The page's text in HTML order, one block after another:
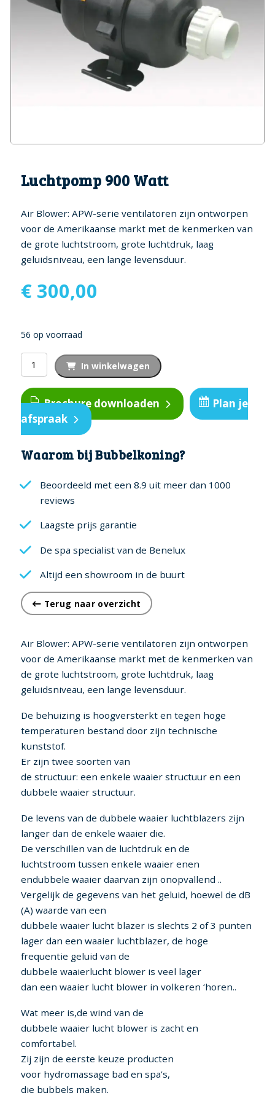
Fox spa’s
Een absolute hoogtepunt in
Bullfrog spa’s
Meer wellness, minder
Wellness met een vleugje
fashion
De meest voordelige in ons
assortiment
Bekijk alle spa's
Zoek spa's op aantal
personen
Hoofdkussens
Water Onderhoud
Jets & Jetpak ™
Genk (BE)
Luchtpomp 900 Watt
Air Blower: APW-serie ventilatoren zijn ontworpen
voor de Amerikaanse markt met de kenmerken van
de grote luchtstroom, grote luchtdruk, laag
geluidsniveau, een lange levensduur.
€ 300,00
56 op voorraad
Luchtpomp
900
Watt
aantal
In winkelwagen
Brochure downloaden
Plan je
afspraak
Waarom bij Bubbelkoning?
Beoordeeld met een 8.9 uit meer dan 1000
reviews
Laagste prijs garantie
De spa specialist van de Benelux
Altijd een showroom in de buurt
Terug naar overzicht
Air Blower: APW-serie ventilatoren zijn ontworpen
voor de Amerikaanse markt met de kenmerken van
de grote luchtstroom, grote luchtdruk, laag
geluidsniveau, een lange levensduur.
De behuizing is hoogversterkt en tegen hoge
temperaturen bestand door zijn technische
kunststof.
Er zijn twee soorten van
de structuur: een enkele waaier structuur en een
dubbele waaier structuur.
De levens van de dubbele waaier luchtblazers zijn
langer dan de enkele waaier die.
De verschillen van de luchtdruk en de
luchtstroom tussen enkele waaier enen
endubbele waaier daarvan zijn onopvallend ..
Vergelijk de gegevens van het geluid, hoewel de dB
(A) waarde van een
dubbele waaier lucht blazer is slechts 2 of 3 punten
lager dan een waaier luchtblazer, de hoge
frequentie geluid van de
dubbele waaierlucht blower is veel lager
dan een waaier lucht blower in volkeren ‘horen..
Wat meer is,de wind van de
dubbele waaier lucht blower is zacht en
comfortabel.
Zij zijn de eerste keuze producten
voor hydromassage bad en spa’s,
die bubbels maken.